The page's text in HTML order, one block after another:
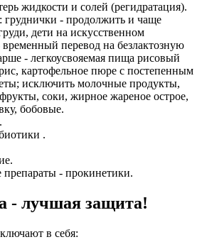
жидкости и солей (регидратация).
груднички - продолжить и чаще
дети на искусственном
перевод на безлактозную
- легкоусвояемая пища рисовый
картофельное пюре с постепенным
исключить молочные продукты,
соки, жирное жареное острое,
бобовые.
.
- прокинетики.
- лучшая защита!
в себя: